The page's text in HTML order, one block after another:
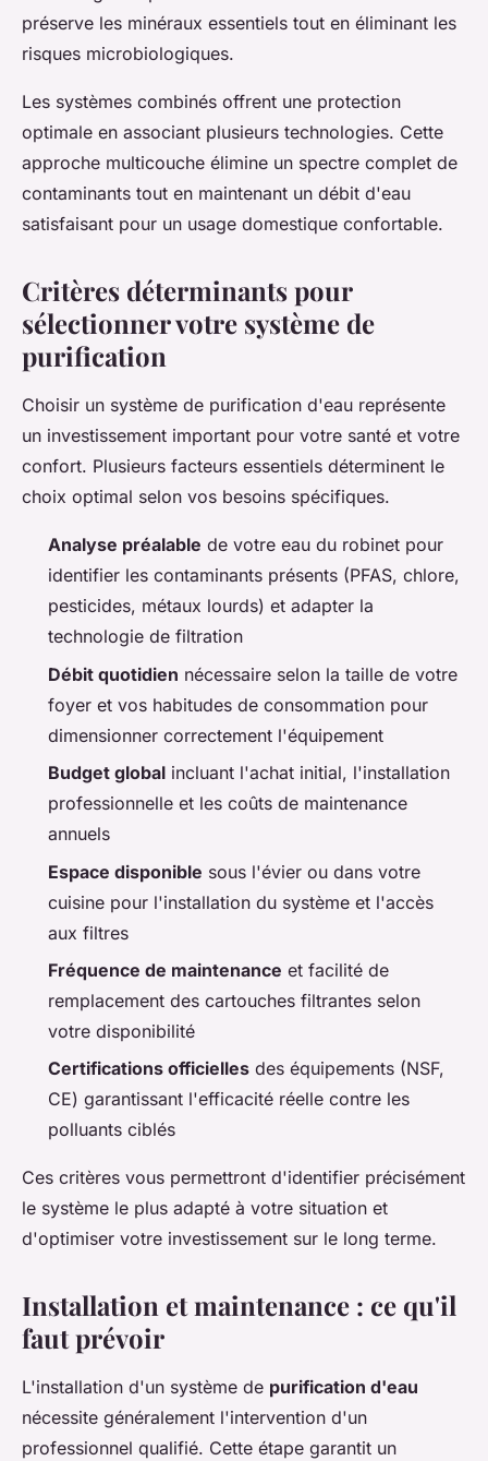
préserve les minéraux essentiels tout en éliminant les
risques microbiologiques.
Les systèmes combinés offrent une protection
optimale en associant plusieurs technologies. Cette
approche multicouche élimine un spectre complet de
contaminants tout en maintenant un débit d'eau
satisfaisant pour un usage domestique confortable.
Critères déterminants pour
sélectionner votre système de
purification
Choisir un système de purification d'eau représente
un investissement important pour votre santé et votre
confort. Plusieurs facteurs essentiels déterminent le
choix optimal selon vos besoins spécifiques.
Analyse préalable de votre eau du robinet pour
identifier les contaminants présents (PFAS, chlore,
pesticides, métaux lourds) et adapter la
technologie de filtration
Débit quotidien nécessaire selon la taille de votre
foyer et vos habitudes de consommation pour
dimensionner correctement l'équipement
Budget global incluant l'achat initial, l'installation
professionnelle et les coûts de maintenance
annuels
Espace disponible sous l'évier ou dans votre
cuisine pour l'installation du système et l'accès
aux filtres
Fréquence de maintenance et facilité de
remplacement des cartouches filtrantes selon
votre disponibilité
Certifications officielles des équipements (NSF,
CE) garantissant l'efficacité réelle contre les
polluants ciblés
Ces critères vous permettront d'identifier précisément
le système le plus adapté à votre situation et
d'optimiser votre investissement sur le long terme.
Installation et maintenance : ce qu'il
faut prévoir
L'installation d'un système de purification d'eau
nécessite généralement l'intervention d'un
professionnel qualifié. Cette étape garantit un